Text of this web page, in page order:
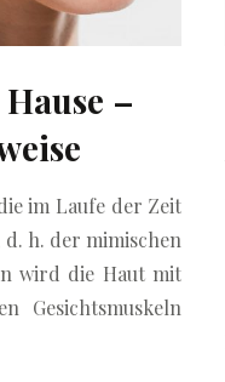
–
im Laufe der Zeit
h. der mimischen
wird die Haut mit
Gesichtsmuskeln